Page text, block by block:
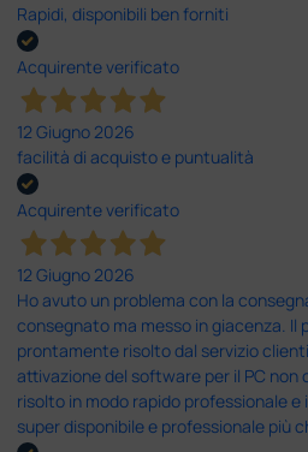
Rapidi, disponibili ben forniti
Acquirente verificato
12 Giugno 2026
facilità di acquisto e puntualità
Acquirente verificato
12 Giugno 2026
Ho avuto un problema con la
consegnato ma messo in giacenza. Il
prontamente risolto dal servizio
attivazione del software per il PC
risolto in modo rapido professionale
super disponibile e professionale più